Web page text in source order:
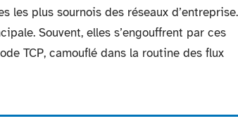
les plus sournois des réseaux
Souvent, elles s’engouffrent par ces
TCP, camouflé dans la routine des flux